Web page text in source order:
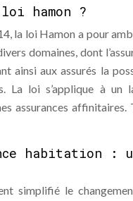
hamon ?
la loi Hamon a pour
domaines, dont
ainsi aux assurés la
La loi s’applique à
assurances
habitation
simplifié le